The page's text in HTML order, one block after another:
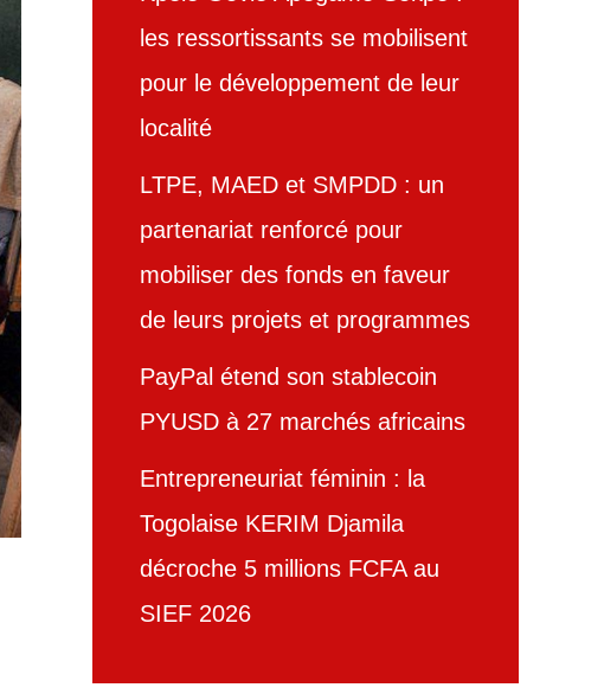
les ressortissants se mobilisent
pour le développement de leur
localité
LTPE, MAED et SMPDD : un
partenariat renforcé pour
mobiliser des fonds en faveur
de leurs projets et programmes
PayPal étend son stablecoin
PYUSD à 27 marchés africains
Entrepreneuriat féminin : la
Togolaise KERIM Djamila
décroche 5 millions FCFA au
SIEF 2026